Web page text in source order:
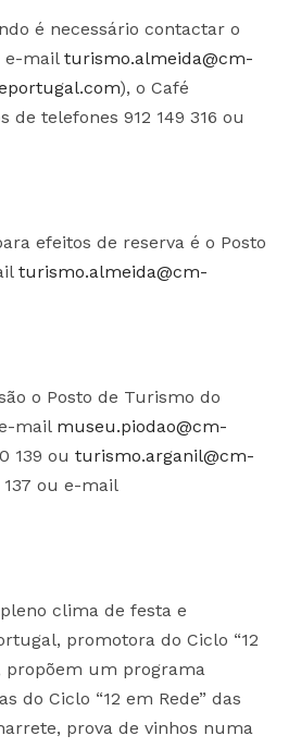
é necessário contactar o
e-mail turismo.almeida@cm-
), o Café
telefones 912 149 316 ou
efeitos de reserva é o Posto
turismo.almeida@cm-
o Posto de Turismo do
mail museu.piodao@cm-
139 ou turismo.arganil@cm-
ou e-mail
clima de festa e
promotora do Ciclo “12
propõem um programa
Ciclo “12 em Rede” das
prova de vinhos numa